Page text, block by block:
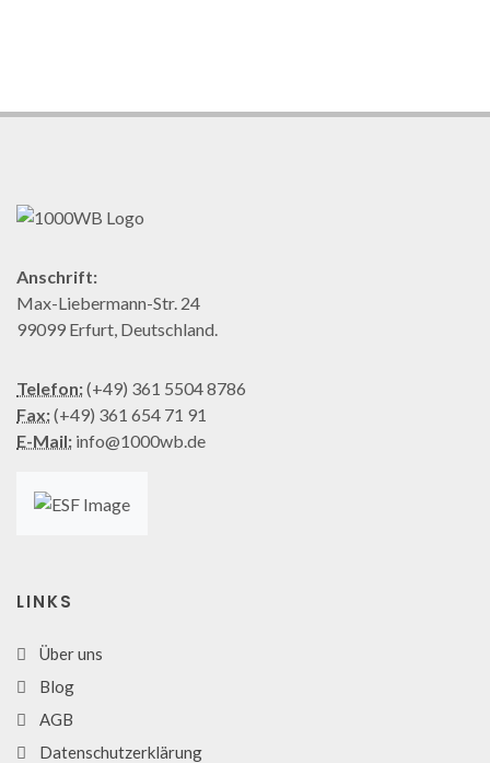
Anschrift:
Max-Liebermann-Str. 24
99099 Erfurt, Deutschland.
Telefon:(+49) 361 5504 8786
Fax:(+49) 361 654 71 91
E-Mail: info@1000wb.de
LINKS
Über uns
Blog
AGB
Datenschutzerklärung